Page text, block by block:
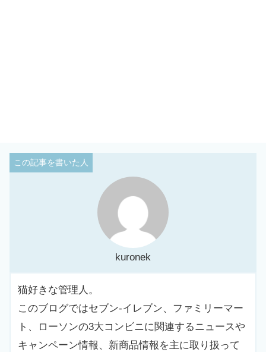
kuronek
猫好きな管理人。
このブログではセブン-イレブン、ファミリーマー
ト、ローソンの3大コンビニに関連するニュースや
キャンペーン情報、新商品情報を主に取り扱って